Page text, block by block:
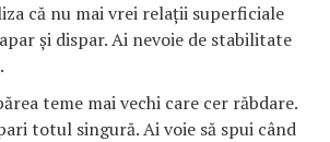
că nu mai vrei relații superficiale
și dispar. Ai nevoie de stabilitate
teme mai vechi care cer răbdare.
totul singură. Ai voie să spui când